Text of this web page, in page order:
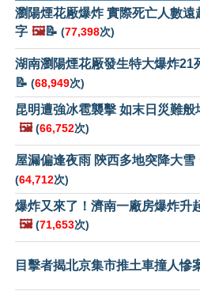
瀏陽煙花厰爆炸 實際死亡人數遠
字 🖼️📝 (77,398次)
湖南瀏陽煙花厰發生特大爆炸21
📝 (68,949次)
昆明遭強冰雹襲擊 如末日災難般
🖼️ (66,752次)
屋漏偏逢夜雨 陝西多地突降大雪
(64,712次)
爆炸又來了！濟南一廠房爆炸升
🖼️ (71,653次)
目擊者揭北京集市推土車撞人慘